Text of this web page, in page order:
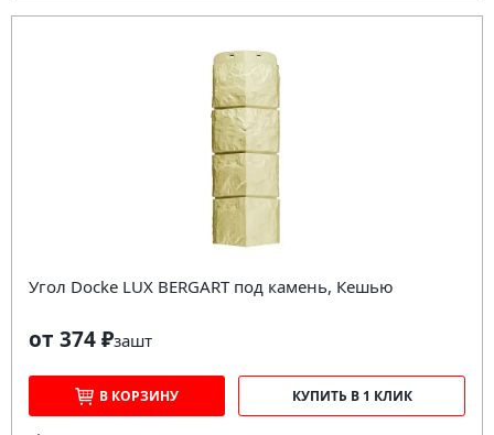
Угол Docke LUX BERGART под камень, Кешью
от 374 ₽зашт
В КОРЗИНУ КУПИТЬ В 1 КЛИК